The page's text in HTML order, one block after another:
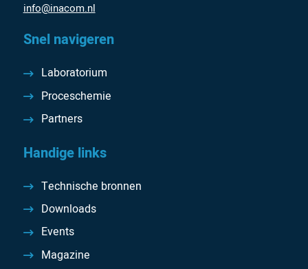
info@inacom.nl
Snel navigeren
Laboratorium
Proceschemie
Partners
Handige links
Technische bronnen
Downloads
Events
Magazine